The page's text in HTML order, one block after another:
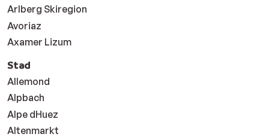
Arlberg Skiregion
Avoriaz
Axamer Lizum
Stad
Allemond
Alpbach
Alpe dHuez
Altenmarkt